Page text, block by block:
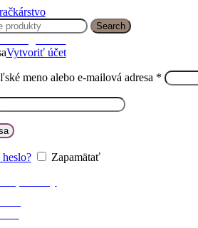
Search
Vytvoriť účet
meno alebo e-mailová adresa *
Zapamätať